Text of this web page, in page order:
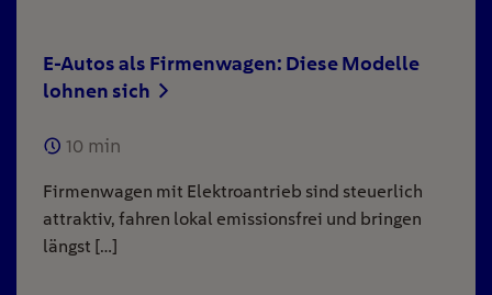
E-Autos als Firmenwagen: Diese Modelle
lohnen sich
10 min
Firmenwagen mit Elektroantrieb sind steuerlich
attraktiv, fahren lokal emissionsfrei und bringen
längst […]